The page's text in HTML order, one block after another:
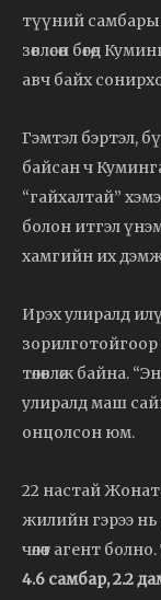
түүний
зөвлөсөн бөгөөд
авч байх
Гэмтэл бэртэл,
байсан ч
“гайхалтай”
болон итгэл
хамгийн их
Ирэх улиралд
зорилготойгоор
төлөвлөж байна.
улиралд маш
онцолсон юм.
22 настай
жилийн гэрээ нь
чөлөөт агент
4.6 самбар, 2.2